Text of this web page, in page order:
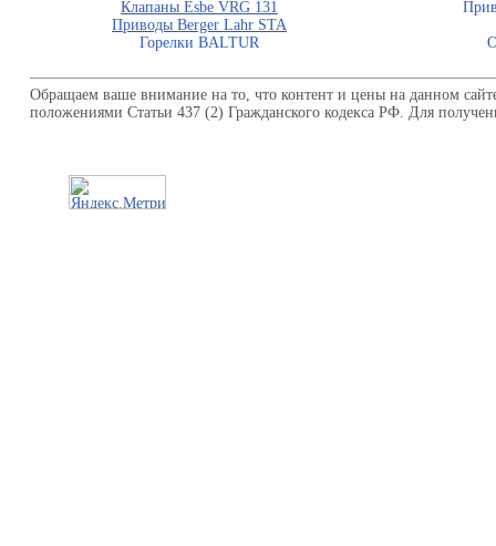
Клапаны Esbe VRG 131
Приводы Berger Lahr STA
Горелки BALTUR
Обращаем ваше внимание на то, что контент и цены на данном
положениями Статьи 437 (2) Гражданского кодекса РФ. Для